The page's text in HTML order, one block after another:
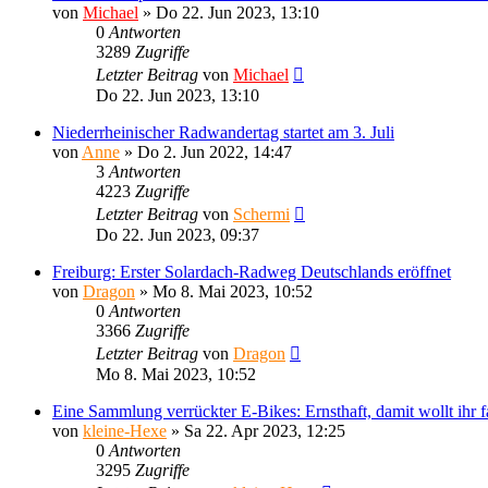
von Michael » Do 22. Jun 2023, 13:10
0 Antworten
3289 Zugriffe
Letzter Beitrag von Michael
Do 22. Jun 2023, 13:10
Niederrheinischer Radwandertag startet am 3. Juli
von Anne » Do 2. Jun 2022, 14:47
3 Antworten
4223 Zugriffe
Letzter Beitrag von Schermi
Do 22. Jun 2023, 09:37
Freiburg: Erster Solardach-Radweg Deutschlands eröffnet
von Dragon » Mo 8. Mai 2023, 10:52
0 Antworten
3366 Zugriffe
Letzter Beitrag von Dragon
Mo 8. Mai 2023, 10:52
Eine Sammlung verrückter E-Bikes: Ernsthaft, damit wollt ihr
von kleine-Hexe » Sa 22. Apr 2023, 12:25
0 Antworten
3295 Zugriffe